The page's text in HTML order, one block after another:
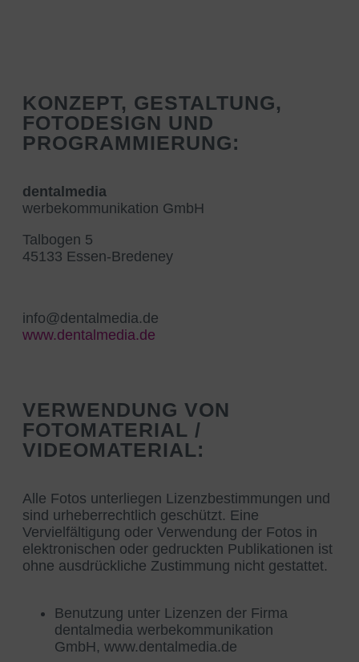
KONZEPT, GESTALTUNG,
FOTODESIGN UND
PROGRAMMIERUNG:
dentalmedia
werbekommunikation GmbH
Talbogen 5
45133 Essen-Bredeney
info@dentalmedia.de
www.dentalmedia.de
VERWENDUNG VON
FOTOMATERIAL /
VIDEOMATERIAL:
Alle Fotos unterliegen Lizenzbestimmungen und
sind urheberrechtlich geschützt. Eine
Vervielfältigung oder Verwendung der Fotos in
elektronischen oder gedruckten Publikationen ist
ohne ausdrückliche Zustimmung nicht gestattet.
Benutzung unter Lizenzen der Firma
dentalmedia werbekommunikation
GmbH, www.dentalmedia.de